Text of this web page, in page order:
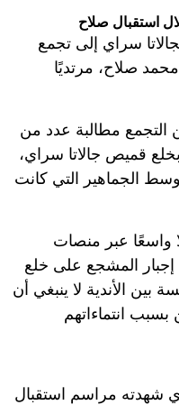
استقبال صلاح
سراي إلى تجمع
صلاح، مرتديًا
التجمع مطالبة عدد من
قميص جالاتا سراي،
الجماهير التي كانت
واسعًا عبر منصات
إجبار المشجع على خلع
بين الأندية لا ينبغي أن
انتماءاتهم
شهدته مراسم استقبال